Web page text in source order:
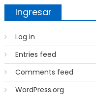
Ingresar
Log in
Entries feed
Comments feed
WordPress.org